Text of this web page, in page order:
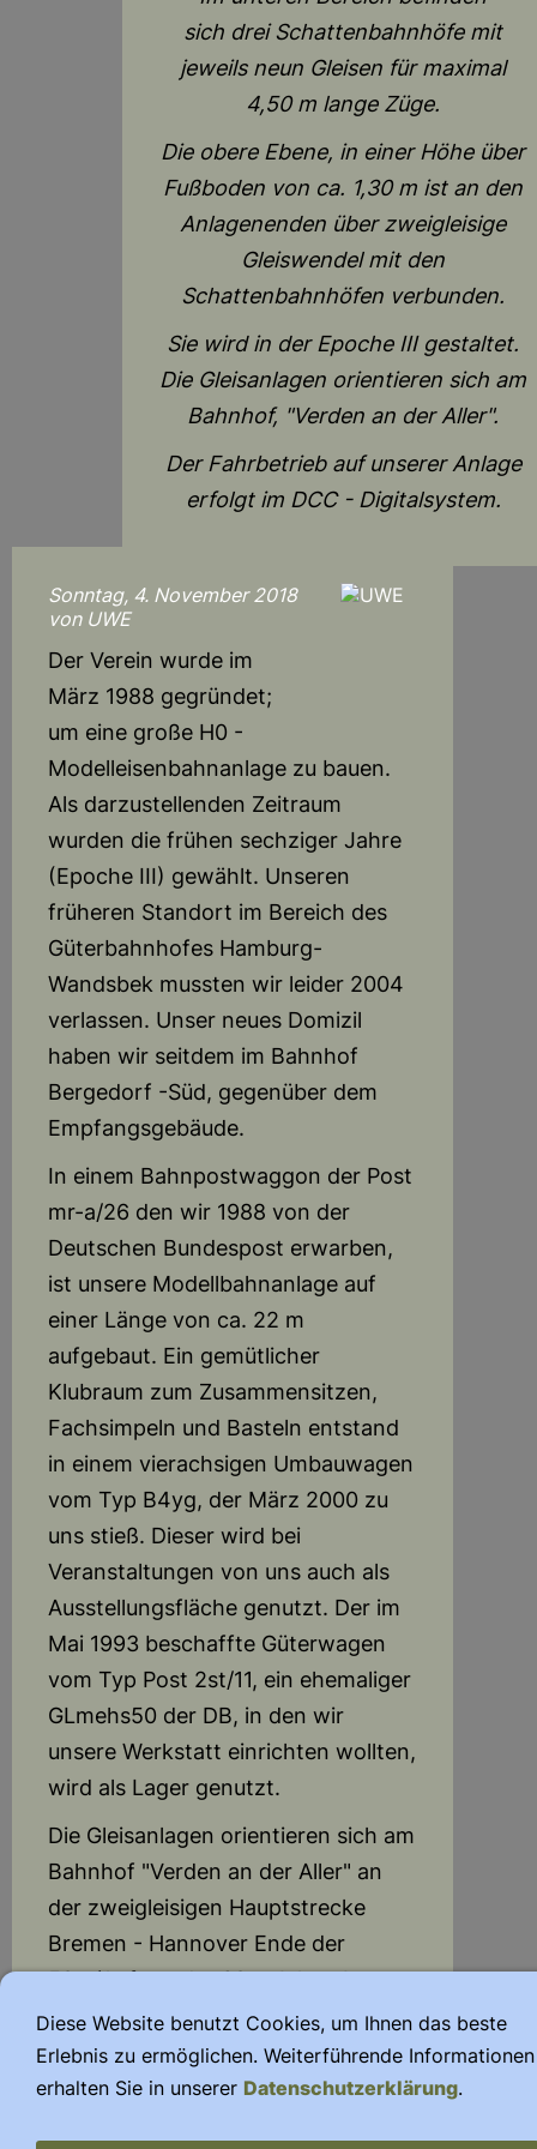
sich drei Schattenbahnhöfe mit
jeweils neun Gleisen für maximal
4,50 m lange Züge.
Die obere Ebene, in einer Höhe über
Fußboden von ca. 1,30 m ist an den
Anlagenenden über zweigleisige
Gleiswendel mit den
Schattenbahnhöfen verbunden.
Sie wird in der Epoche III gestaltet.
Die Gleisanlagen orientieren sich am
Bahnhof, "Verden an der Aller".
Der Fahrbetrieb auf unserer Anlage
erfolgt im DCC - Digitalsystem.
Sonntag, 4. November 2018
von UWE
Der Verein wurde im
März 1988 gegründet;
um eine große H0 -
Modelleisenbahnanlage zu bauen.
Als darzustellenden Zeitraum
wurden die frühen sechziger Jahre
(Epoche III) gewählt. Unseren
früheren Standort im Bereich des
Güterbahnhofes Hamburg-
Wandsbek mussten wir leider 2004
verlassen. Unser neues Domizil
haben wir seitdem im Bahnhof
Bergedorf -Süd, gegenüber dem
Empfangsgebäude.
In einem Bahnpostwaggon der Post
mr-a/26 den wir 1988 von der
Deutschen Bundespost erwarben,
ist unsere Modellbahnanlage auf
einer Länge von ca. 22 m
aufgebaut. Ein gemütlicher
Klubraum zum Zusammensitzen,
Fachsimpeln und Basteln entstand
in einem vierachsigen Umbauwagen
vom Typ B4yg, der März 2000 zu
uns stieß. Dieser wird bei
Veranstaltungen von uns auch als
Ausstellungsfläche genutzt. Der im
Mai 1993 beschaffte Güterwagen
vom Typ Post 2st/11, ein ehemaliger
GLmehs50 der DB, in den wir
unsere Werkstatt einrichten wollten,
wird als Lager genutzt.
Die Gleisanlagen orientieren sich am
Bahnhof "Verden an der Aller" an
der zweigleisigen Hauptstrecke
Bremen - Hannover Ende der
50er/Anfang der 60er Jahre. In
Verden beginnt sowohl die private
Nebenbahn Verden - Walsrode
(VWE) mit eigenen Gleisanlagen und
Diese Website benutzt Cookies, um Ihnen das beste
Erlebnis zu ermöglichen. Weiterführende Informationen
erhalten Sie in unserer Datenschutzerklärung.